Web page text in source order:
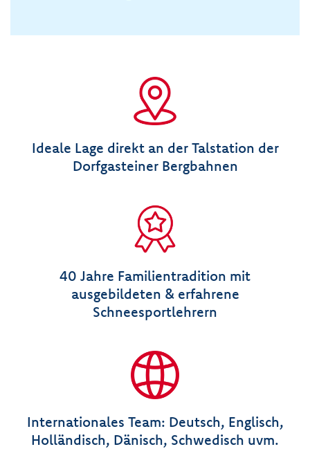
Ideale Lage direkt an der Talstation der
Dorfgasteiner Bergbahnen
40 Jahre Familientradition mit
ausgebildeten & erfahrene
Schneesportlehrern
Internationales Team: Deutsch, Englisch,
Holländisch, Dänisch, Schwedisch uvm.